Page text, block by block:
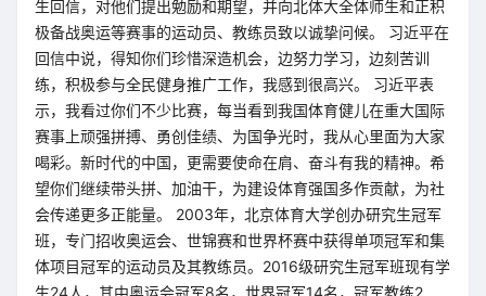
生回信，对他们提出勉励和期望，并向北体大全体师生和正积
极备战奥运等赛事的运动员、教练员致以诚挚问候。 习近平在
回信中说，得知你们珍惜深造机会，边努力学习，边刻苦训
练，积极参与全民健身推广工作，我感到很高兴。 习近平表
示，我看过你们不少比赛，每当看到我国体育健儿在重大国际
赛事上顽强拼搏、勇创佳绩、为国争光时，我从心里面为大家
喝彩。新时代的中国，更需要使命在肩、奋斗有我的精神。希
望你们继续带头拼、加油干，为建设体育强国多作贡献，为社
会传递更多正能量。 2003年，北京体育大学创办研究生冠军
班，专门招收奥运会、世锦赛和世界杯赛中获得单项冠军和集
体项目冠军的运动员及其教练员。2016级研究生冠军班现有学
生24人，其中奥运会冠军8名，世界冠军14名，冠军教练2